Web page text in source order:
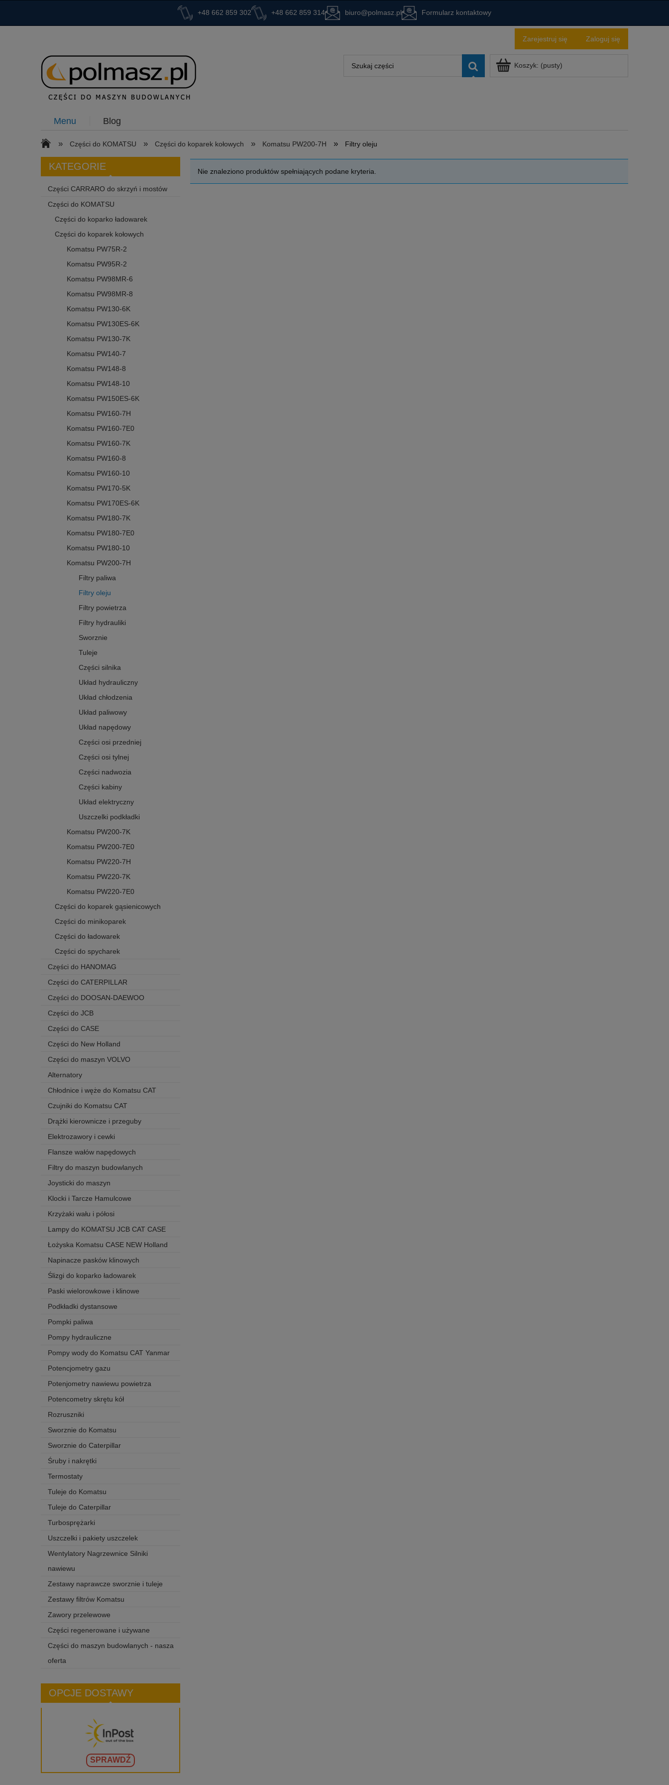
+48 662 859 302 +48 662 859 314 biuro@polmasz.pl Formularz kontaktowy
Zarejestruj się Zaloguj się
Koszyk: (pusty)
Menu Blog
» Części do KOMATSU » Części do koparek kołowych » Komatsu PW200-7H » Filtry oleju
KATEGORIE
Części CARRARO do skrzyń i mostów
Części do KOMATSU
Części do koparko ładowarek
Części do koparek kołowych
Komatsu PW75R-2
Komatsu PW95R-2
Komatsu PW98MR-6
Komatsu PW98MR-8
Komatsu PW130-6K
Komatsu PW130ES-6K
Komatsu PW130-7K
Komatsu PW140-7
Komatsu PW148-8
Komatsu PW148-10
Komatsu PW150ES-6K
Komatsu PW160-7H
Komatsu PW160-7E0
Komatsu PW160-7K
Komatsu PW160-8
Komatsu PW160-10
Komatsu PW170-5K
Komatsu PW170ES-6K
Komatsu PW180-7K
Komatsu PW180-7E0
Komatsu PW180-10
Komatsu PW200-7H
Filtry paliwa
Filtry oleju
Filtry powietrza
Filtry hydrauliki
Sworznie
Tuleje
Części silnika
Układ hydrauliczny
Układ chłodzenia
Układ paliwowy
Układ napędowy
Części osi przedniej
Części osi tylnej
Części nadwozia
Części kabiny
Układ elektryczny
Uszczelki podkładki
Komatsu PW200-7K
Komatsu PW200-7E0
Komatsu PW220-7H
Komatsu PW220-7K
Komatsu PW220-7E0
Części do koparek gąsienicowych
Części do minikoparek
Części do ładowarek
Części do spycharek
Części do HANOMAG
Części do CATERPILLAR
Części do DOOSAN-DAEWOO
Części do JCB
Części do CASE
Części do New Holland
Części do maszyn VOLVO
Alternatory
Chłodnice i węże do Komatsu CAT
Czujniki do Komatsu CAT
Drążki kierownicze i przeguby
Elektrozawory i cewki
Flansze wałów napędowych
Filtry do maszyn budowlanych
Joysticki do maszyn
Klocki i Tarcze Hamulcowe
Krzyżaki wału i półosi
Lampy do KOMATSU JCB CAT CASE
Łożyska Komatsu CASE NEW Holland
Napinacze pasków klinowych
Ślizgi do koparko ładowarek
Paski wielorowkowe i klinowe
Podkładki dystansowe
Pompki paliwa
Pompy hydrauliczne
Pompy wody do Komatsu CAT Yanmar
Potencjometry gazu
Potenjometry nawiewu powietrza
Potencometry skrętu kół
Rozruszniki
Sworznie do Komatsu
Sworznie do Caterpillar
Śruby i nakrętki
Termostaty
Tuleje do Komatsu
Tuleje do Caterpillar
Turbosprężarki
Uszczelki i pakiety uszczelek
Wentylatory Nagrzewnice Silniki
nawiewu
Zestawy naprawcze sworznie i tuleje
Zestawy filtrów Komatsu
Zawory przelewowe
Części regenerowane i używane
Części do maszyn budowlanych - nasza
oferta
OPCJE DOSTAWY
SPRAWDŹ
Nie znaleziono produktów spełniających podane kryteria.